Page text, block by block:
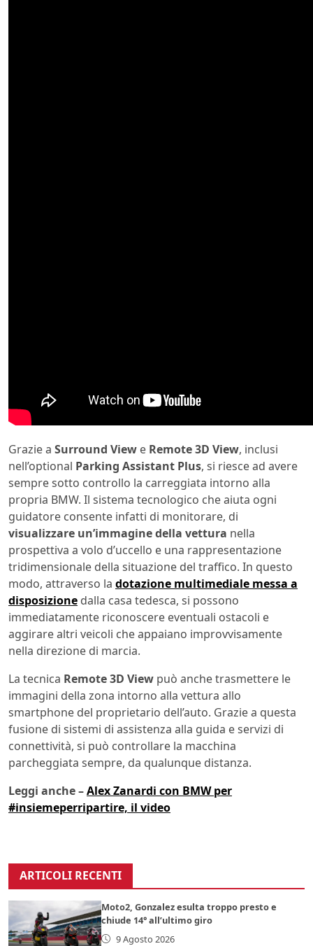
Grazie a Surround View e Remote 3D View, inclusi
nell’optional Parking Assistant Plus, si riesce ad avere
sempre sotto controllo la carreggiata intorno alla
propria BMW. Il sistema tecnologico che aiuta ogni
guidatore consente infatti di monitorare, di
visualizzare un’immagine della vettura nella
prospettiva a volo d’uccello e una rappresentazione
tridimensionale della situazione del traffico. In questo
modo, attraverso la dotazione multimediale messa a
disposizione dalla casa tedesca, si possono
immediatamente riconoscere eventuali ostacoli e
aggirare altri veicoli che appaiano improvvisamente
nella direzione di marcia.
La tecnica Remote 3D View può anche trasmettere le
immagini della zona intorno alla vettura allo
smartphone del proprietario dell’auto. Grazie a questa
fusione di sistemi di assistenza alla guida e servizi di
connettività, si può controllare la macchina
parcheggiata sempre, da qualunque distanza.
Leggi anche –Alex Zanardi con BMW per
#insiemeperripartire, il video
ARTICOLI RECENTI
Moto2, Gonzalez esulta troppo presto e
chiude 14° all’ultimo giro
9 Agosto 2026